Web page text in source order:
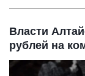
Власти
рублей на